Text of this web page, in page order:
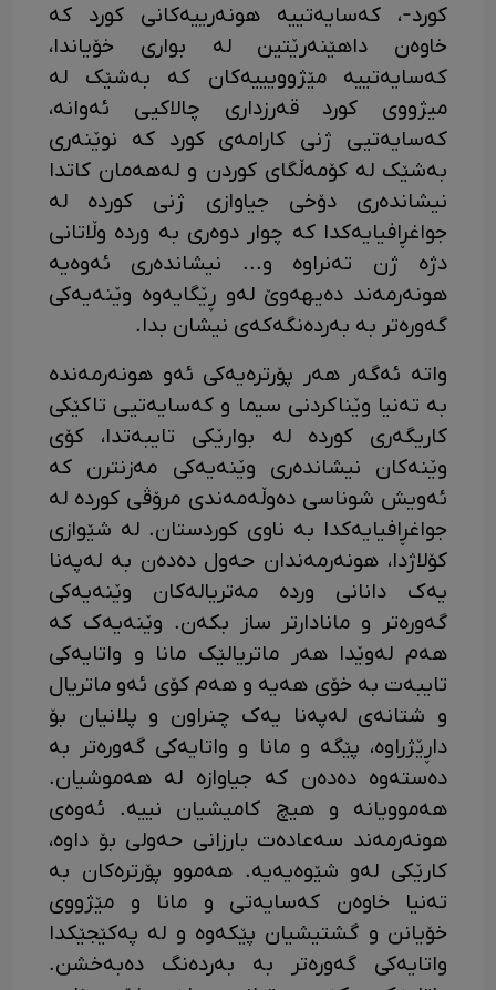
کورد-، کەسایەتییە هونەرییەکانی کورد کە
خاوەن داهێنەرێتین لە بواری خۆیاندا،
کەسایەتییە مێژوویییەکان کە بەشێک لە
میژووی کورد قەرزداری چالاکیی ئەوانە،
کەسایەتیی ژنی کارامەی کورد کە نوێنەری
بەشێک لە کۆمەڵگای کوردن و لەهەمان کاتدا
نیشاندەری دۆخی جیاوازی ژنی کوردە لە
جواغڕافیایەکدا کە چوار دوەری بە وردە وڵاتانی
دژە ژن تەنراوە و... نیشاندەری ئەوەیە
هونەرمەند دەیهەوێ لەو ڕێگایەوە وێنەیەکی
گەورەتر بە بەردەنگەکەی نیشان بدا.
واتە ئەگەر هەر پۆرترەیەکی ئەو هونەرمەندە
بە تەنیا وێناکردنی سیما و کەسایەتیی تاکێکی
کاریگەری کوردە لە بوارێکی تایبەتدا، کۆی
و‌ێنەکان نیشاندەری وێنەیەکی مەزنترن کە
ئەویش شوناسی دەوڵەمەندی مرۆڤی کوردە لە
جواغڕافیایەکدا بە ناوی کوردستان. لە شێوازی
کۆلاژدا، هونەرمەندان حەول دەدەن بە لەپەنا
یەک دانانی وردە مەتریالەکان وێنەیەکی
گەورەتر و مانادارتر ساز بکەن. وێنەیەک کە
هەم لەوێدا هەر ماتریالێک مانا و واتایەکی
تایبەت بە خۆی هەیە و هەم کۆی ئەو ماتریال
و شتانەی لەپەنا یەک چنراون و پلانیان بۆ
داڕێژراوە، پێگە و مانا و واتایەکی گەورەتر بە
دەستەوە دەدەن کە جیاوازە لە هەموشیان.
هەموویانە و هیچ کامیشیان نییە. ئەوەی
هونەرمەند سەعادەت بارزانی حەولی بۆ داوە،
کارێکی لەو شێوەیەیە. هەموو پۆرترەکان بە
تەنیا خاوەن کەسایەتی و مانا و مێژووی
خۆیانن و گشتیشیان پێکەوە و لە پەکێجێکدا
واتایەکی گەورەتر بە بەردەنگ دەبەخشن.